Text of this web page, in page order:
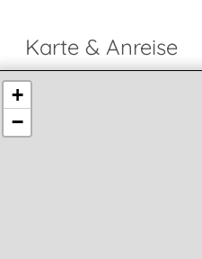
Karte & Anreise
+
−